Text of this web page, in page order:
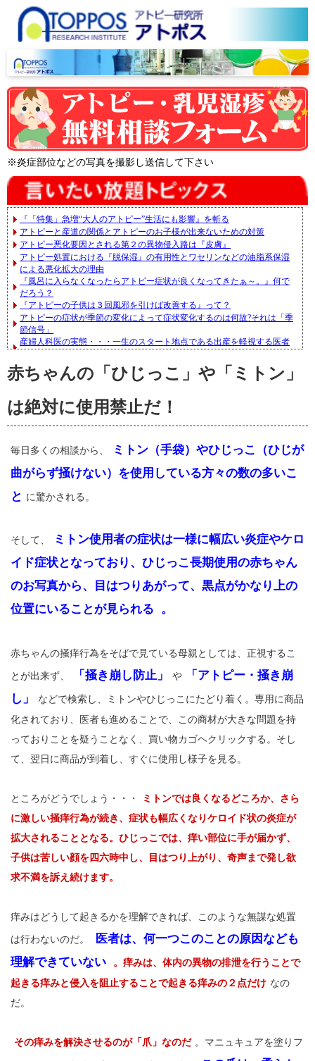
※炎症部位などの写真を撮影し送信して下さい
赤ちゃんの「ひじっこ」や「ミトン」
は絶対に使用禁止だ！
毎日多くの相談から、
ミトン（手袋）やひじっこ（ひじが
曲がらず掻けない）を使用している方々の数の多いこ
と に驚かされる。
そして、
ミトン使用者の症状は一様に幅広い炎症やケロ
イド症状となっており、ひじっこ長期使用の赤ちゃん
のお写真から、目はつりあがって、黒点がかなり上の
位置にいることが見られる
。
赤ちゃんの掻痒行為をそばで見ている母親としては、正視するこ
とが出来ず、 「掻き崩し防止」 や
「アトピー・掻き崩
し」
などで検索し、ミトンやひじっこにたどり着く。専用に商品
化されており、医者も進めることで、この商材が大きな問題を持
っておりことを疑うことなく、買い物カゴヘクリックする。そし
て、翌日に商品が到着し、すぐに使用し様子を見る。
ところがどうでしょう・・・
ミトンでは良くなるどころか、さら
に激しい掻痒行為が続き、症状も幅広くなりケロイド状の炎症が
拡大されることとなる。ひじっこでは、痒い部位に手が届かず、
子供は苦しい顔を四六時中し、目はつり上がり、奇声まで発し欲
求不満を訴え続けます。
痒みはどうして起きるかを理解できれば、このような無謀な処置
は行わないのだ。
医者は、何一つこのことの原因なども
理解できていない
。 痒みは、体内の異物の排泄を行うことで
起きる痒みと侵入を阻止することで起きる痒みの２点だけ なの
だ。
その痒みを解決させるのが「爪」なのだ 。マニュキュアを塗りフ